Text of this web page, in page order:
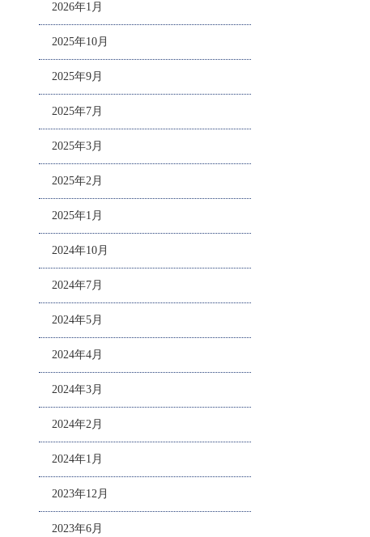
2026年1月
2025年10月
2025年9月
2025年7月
2025年3月
2025年2月
2025年1月
2024年10月
2024年7月
2024年5月
2024年4月
2024年3月
2024年2月
2024年1月
2023年12月
2023年6月